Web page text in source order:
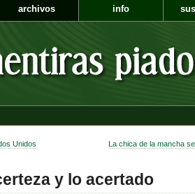
archivos info
Unidos La chica de la mancha
y lo acertado